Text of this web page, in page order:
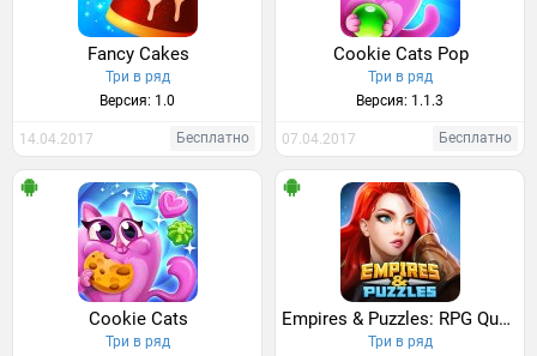
Fancy Cakes
Три в ряд
Версия: 1.0
14.04.2017 Бесплатно
Cookie Cats Pop
Три в ряд
Версия: 1.1.3
07.04.2017 Бесплатно
Cookie Cats
Три в ряд
Empires & Puzzles: RPG Quest
Три в ряд